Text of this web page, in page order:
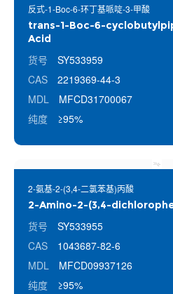
反式-1-Boc-6-环丁基哌啶-3-甲酸
trans-1-Boc-6-
Acid
货号
SY533959
CAS
2219369-44-3
MDL
MFCD31700067
纯度
≥95%
2-氨基-2-(3,4-二氯苯基)丙酸
2-Amino-2-(3,4-
货号
SY533955
CAS
1043687-82-6
MDL
MFCD09937126
纯度
≥95%